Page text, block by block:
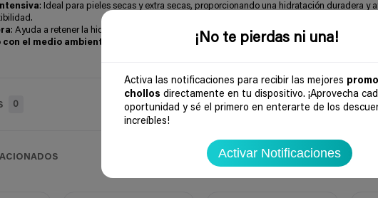
¡No te pierdas ni una!
Activa las notificaciones para recibir las mejores
chollos directamente en tu dispositivo. ¡Aprovecha
oportunidad y sé el primero en enterarte de los
increíbles!
Activar Notificaciones
: Ideal para pieles secas y extra secas, proporcionando una hidratación duradera y
: Ayuda a retener la hidratación creando una barrera protectora que fortalece la piel.
el medio ambiente
: Ingredientes naturales y altamente biodegradables, con envases
0